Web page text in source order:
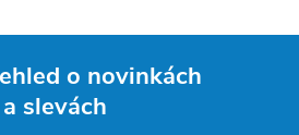
o novinkách
a slevách